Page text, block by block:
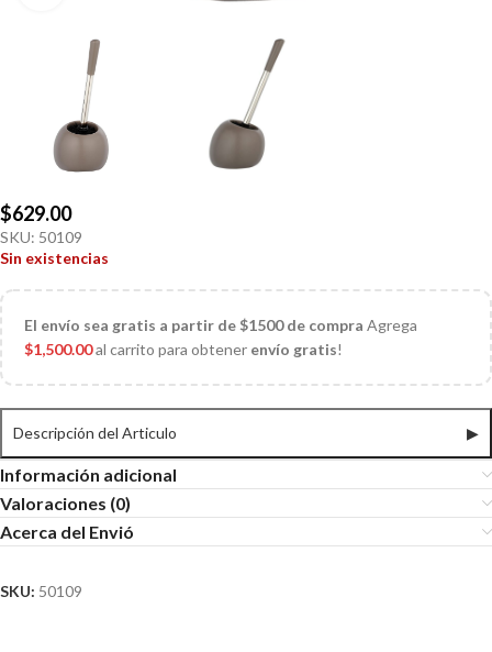
$629.00
SKU: 50109
Sin existencias
El envío sea gratis a partir de $1500 de compra Agrega
$1,500.00al carrito para obtener envío gratis!
Descripción del Articulo ▶
Información adicional
Valoraciones (0)
Acerca del Envió
SKU: 50109